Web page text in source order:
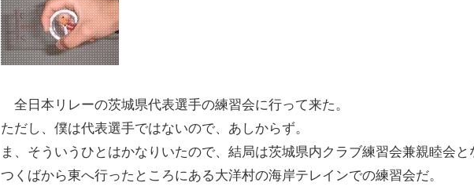
全日本リレーの茨城県代表選手の練習会に行って来た。
ただし、僕は代表選手ではないので、あしからず。
ま、そういうひとはかなりいたので、結局は茨城県内クラブ練習会兼親睦会と
つくばから東へ行ったところにある大洋村の海岸テレインでの練習会だ。